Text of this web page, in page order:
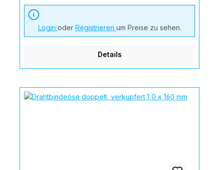
Login oder Registrieren um Preise zu sehen.
Details